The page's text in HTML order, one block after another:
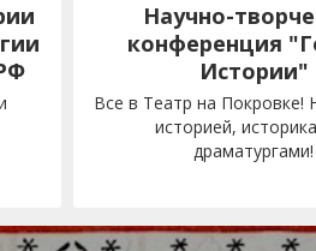
Научно-
конференция
Истории"
Все в Театр на Покровке!
историей,
драматургами!